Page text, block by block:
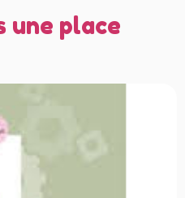
une place